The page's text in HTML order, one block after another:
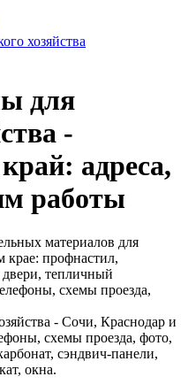
хозяйства
для
-
адреса,
работы
материалов для
крае: профнастил,
тепличный
схемы проезда,
- Сочи, Краснодар и
схемы проезда, фото,
сэндвич-панели,
окна.